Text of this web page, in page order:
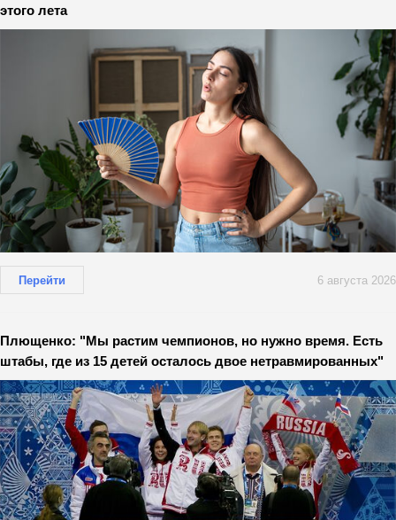
этого лета
Перейти 6 августа 2026
Плющенко: "Мы растим чемпионов, но нужно время. Есть
штабы, где из 15 детей осталось двое нетравмированных"